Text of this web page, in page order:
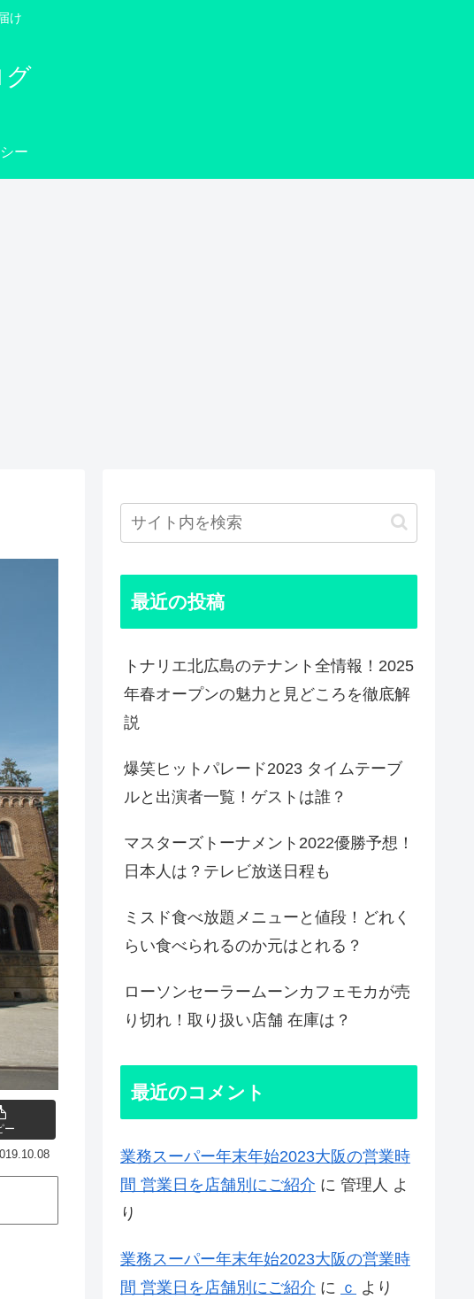
け
グ
ー
ー
最近の投稿
トナリエ北広島のテナント全情報！2025
年春オープンの魅力と見どころを徹底解
説
爆笑ヒットパレード2023 タイムテーブ
ルと出演者一覧！ゲストは誰？
マスターズトーナメント2022優勝予想！
日本人は？テレビ放送日程も
ミスド食べ放題メニューと値段！どれく
らい食べられるのか元はとれる？
ローソンセーラームーンカフェモカが売
り切れ！取り扱い店舗 在庫は？
最近のコメント
業務スーパー年末年始2023大阪の営業時
間 営業日を店舗別にご紹介 に 管理人 よ
り
業務スーパー年末年始2023大阪の営業時
間 営業日を店舗別にご紹介 に ｃ より